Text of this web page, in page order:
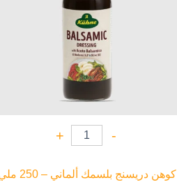
-
+
كوهن دريسنج بلسمك ألماني – 250 ملي